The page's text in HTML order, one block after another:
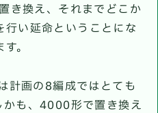
き換え、それまでどこか
い延命ということにな
。
計画の8編成ではとても
かも、4000形で置き換え